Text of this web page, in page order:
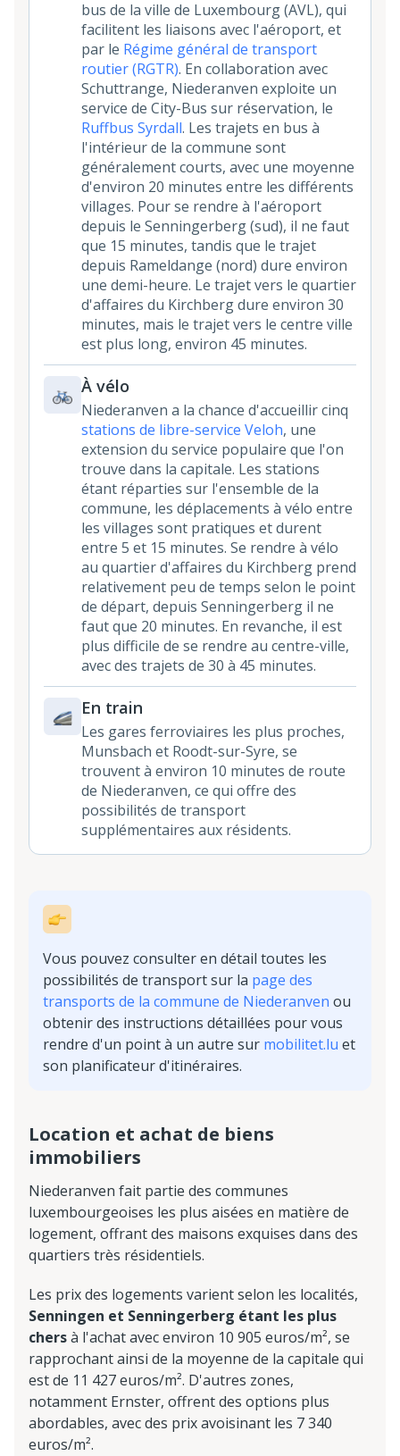
bus de la ville de Luxembourg (AVL), qui
facilitent les liaisons avec l'aéroport, et
par le Régime général de transport
routier (RGTR). En collaboration avec
Schuttrange, Niederanven exploite un
service de City-Bus sur réservation, le
Ruffbus Syrdall. Les trajets en bus à
l'intérieur de la commune sont
généralement courts, avec une moyenne
d'environ 20 minutes entre les différents
villages. Pour se rendre à l'aéroport
depuis le Senningerberg (sud), il ne faut
que 15 minutes, tandis que le trajet
depuis Rameldange (nord) dure environ
une demi-heure. Le trajet vers le quartier
d'affaires du Kirchberg dure environ 30
minutes, mais le trajet vers le centre ville
est plus long, environ 45 minutes.
À vélo
Niederanven a la chance d'accueillir cinq
stations de libre-service Veloh, une
extension du service populaire que l'on
trouve dans la capitale. Les stations
étant réparties sur l'ensemble de la
commune, les déplacements à vélo entre
les villages sont pratiques et durent
entre 5 et 15 minutes. Se rendre à vélo
au quartier d'affaires du Kirchberg prend
relativement peu de temps selon le point
de départ, depuis Senningerberg il ne
faut que 20 minutes. En revanche, il est
plus difficile de se rendre au centre-ville,
avec des trajets de 30 à 45 minutes.
En train
Les gares ferroviaires les plus proches,
Munsbach et Roodt-sur-Syre, se
trouvent à environ 10 minutes de route
de Niederanven, ce qui offre des
possibilités de transport
supplémentaires aux résidents.
Vous pouvez consulter en détail toutes les
possibilités de transport sur la page des
transports de la commune de Niederanven ou
obtenir des instructions détaillées pour vous
rendre d'un point à un autre sur mobilitet.lu et
son planificateur d'itinéraires.
Location et achat de biens
immobiliers
Niederanven fait partie des communes
luxembourgeoises les plus aisées en matière de
logement, offrant des maisons exquises dans des
quartiers très résidentiels.
Les prix des logements varient selon les localités,
Senningen et Senningerberg étant les plus
chersà l'achat avec environ 10 905 euros/m², se
rapprochant ainsi de la moyenne de la capitale qui
est de 11 427 euros/m². D'autres zones,
notamment Ernster, offrent des options plus
abordables, avec des prix avoisinant les 7 340
euros/m².